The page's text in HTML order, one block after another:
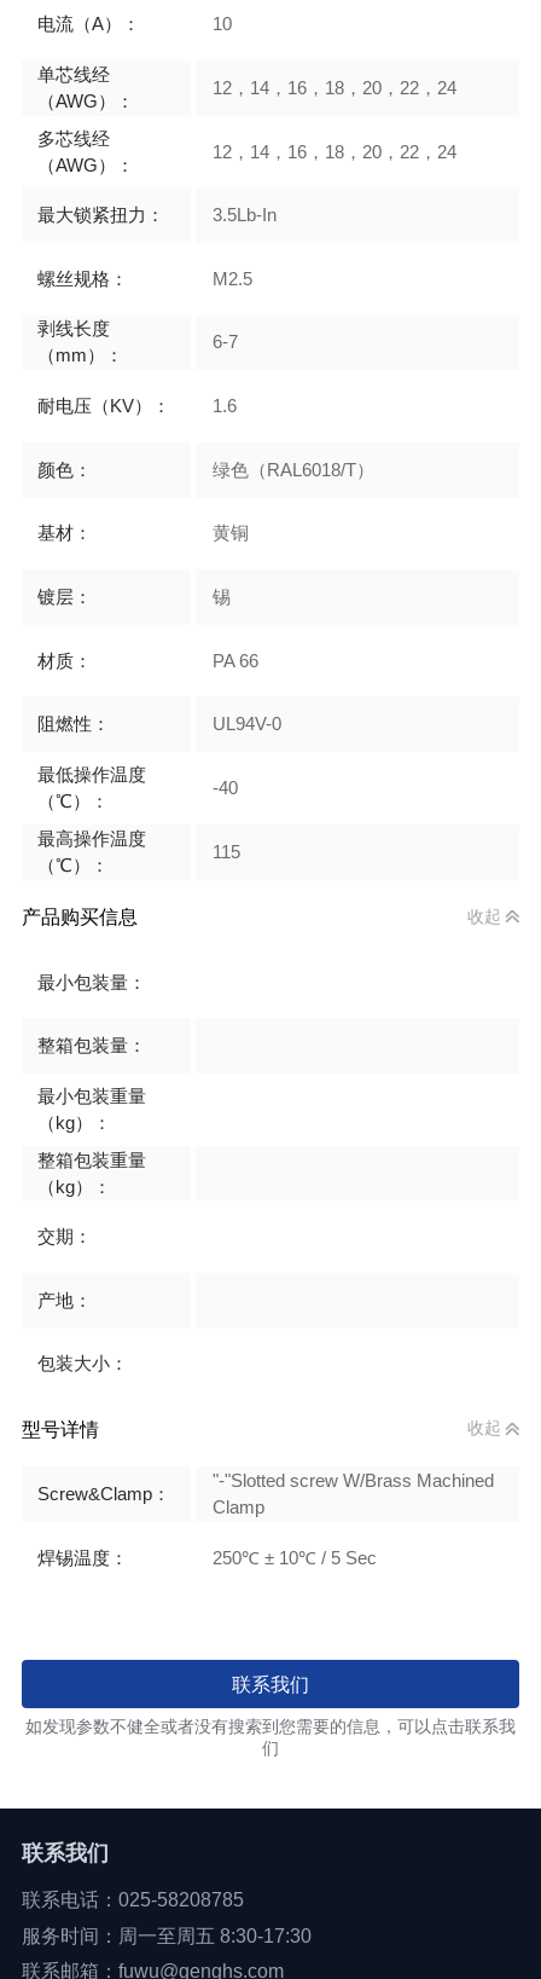
电流（A）： 10
单芯线经
（AWG）：
12，14，16，18，20，22，24
多芯线经
（AWG）：
12，14，16，18，20，22，24
最大锁紧扭力： 3.5Lb-In
螺丝规格： M2.5
剥线长度
（mm）：
6-7
耐电压（KV）： 1.6
颜色： 绿色（RAL6018/T）
基材： 黄铜
镀层： 锡
材质： PA 66
阻燃性： UL94V-0
最低操作温度
（℃）：
-40
最高操作温度
（℃）：
115
产品购买信息 收起
最小包装量：
整箱包装量：
最小包装重量
（kg）：
整箱包装重量
（kg）：
交期：
产地：
包装大小：
型号详情 收起
Screw&Clamp：
"-"Slotted screw W/Brass Machined
Clamp
焊锡温度： 250℃ ± 10℃ / 5 Sec
联系我们
如发现参数不健全或者没有搜索到您需要的信息，可以点击联系我
们
联系我们
联系电话：025-58208785
服务时间：周一至周五 8:30-17:30
联系邮箱：fuwu@genghs.com